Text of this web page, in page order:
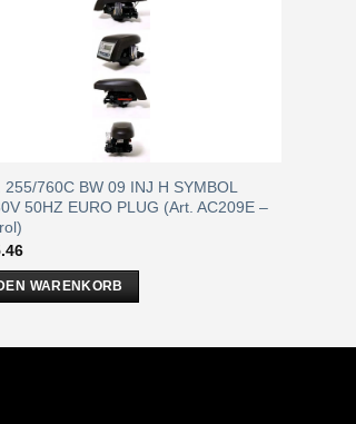
255/760C BW 09 INJ H SYMBOL
50HZ EURO PLUG (Art. AC209E –
WARENKORB